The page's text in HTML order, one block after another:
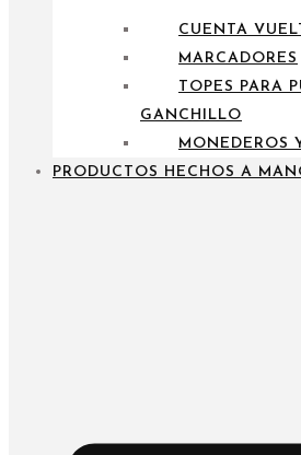
CUENTA
MARCADORES
TOPES PARA
GANCHILLO
MONEDEROS
PRODUCTOS HECHOS A